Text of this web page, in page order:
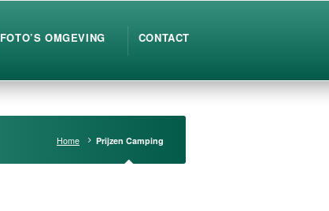
FOTO’S OMGEVING CONTACT
Home Prijzen Camping